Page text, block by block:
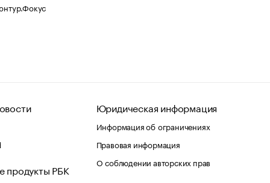
продукты РБК
Юридическая информация
Информация об ограничениях
Правовая информация
О соблюдении авторских прав